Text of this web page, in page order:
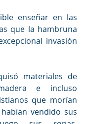
enseñar en las
que la hambruna
invasión
materiales de
e incluso
que morían
vendido sus